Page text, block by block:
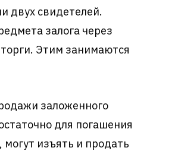
двух свидетелей.
залога через
Этим занимаются
заложенного
для погашения
изъять и продать